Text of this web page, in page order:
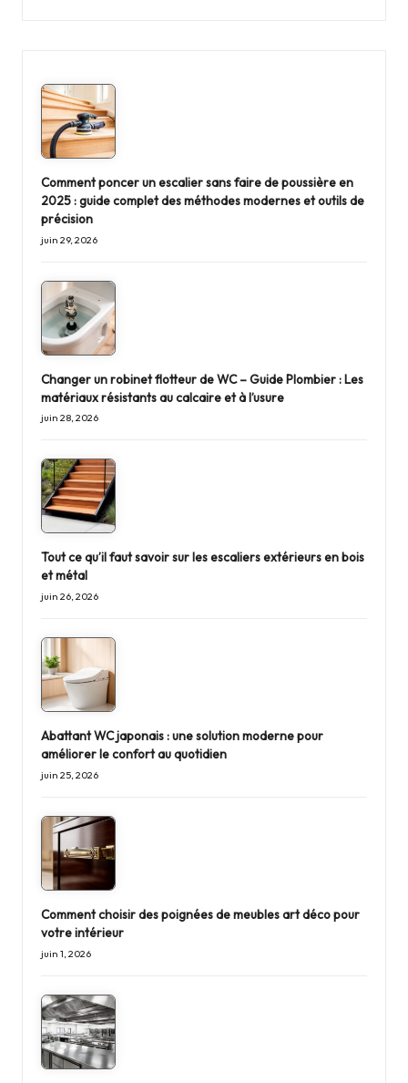
Comment poncer un escalier sans faire de poussière en
2025 : guide complet des méthodes modernes et outils de
précision
juin 29, 2026
Changer un robinet flotteur de WC – Guide Plombier : Les
matériaux résistants au calcaire et à l’usure
juin 28, 2026
Tout ce qu’il faut savoir sur les escaliers extérieurs en bois
et métal
juin 26, 2026
Abattant WC japonais : une solution moderne pour
améliorer le confort au quotidien
juin 25, 2026
Comment choisir des poignées de meubles art déco pour
votre intérieur
juin 1, 2026